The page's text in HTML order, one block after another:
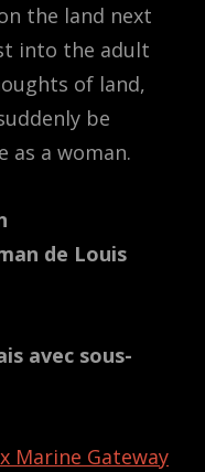
the land next
into the adult
of land,
be
as a woman.
de Louis
avec sous-
x Marine Gateway